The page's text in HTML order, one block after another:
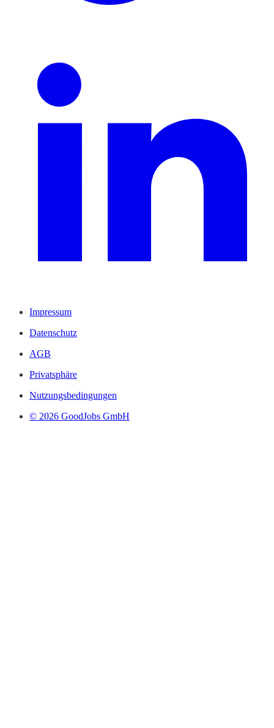
Impressum
Datenschutz
AGB
Privatsphäre
Nutzungsbedingungen
© 2026 GoodJobs GmbH